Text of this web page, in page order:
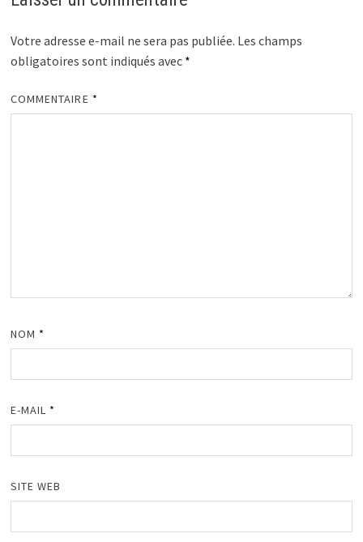
Votre adresse e-mail ne sera pas publiée. Les champs
obligatoires sont indiqués avec *
COMMENTAIRE *
NOM *
E-MAIL *
SITE WEB